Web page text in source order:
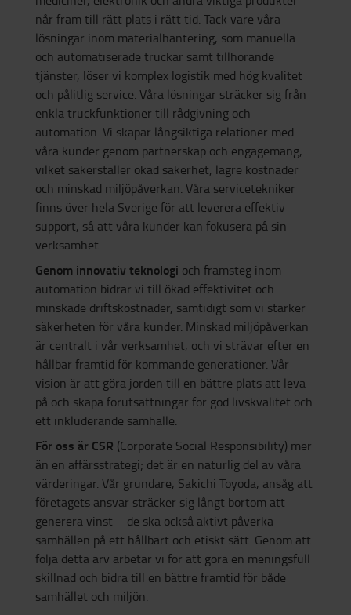
når fram till rätt plats i rätt tid. Tack vare våra
lösningar inom materialhantering, som manuella
och automatiserade truckar samt tillhörande
tjänster, löser vi komplex logistik med hög kvalitet
och pålitlig service. Våra lösningar sträcker sig från
enkla truckfunktioner till rådgivning och
automation. Vi skapar långsiktiga relationer med
våra kunder genom partnerskap och engagemang,
vilket säkerställer ökad säkerhet, lägre kostnader
och minskad miljöpåverkan. Våra servicetekniker
finns över hela Sverige för att leverera effektiv
support, så att våra kunder kan fokusera på sin
verksamhet.
Genom innovativ teknologi och framsteg inom
automation bidrar vi till ökad effektivitet och
minskade driftskostnader, samtidigt som vi stärker
säkerheten för våra kunder. Minskad miljöpåverkan
är centralt i vår verksamhet, och vi strävar efter en
hållbar framtid för kommande generationer. Vår
vision är att göra jorden till en bättre plats att leva
på och skapa förutsättningar för god livskvalitet och
ett inkluderande samhälle.
För oss är CSR (Corporate Social Responsibility) mer
än en affärsstrategi; det är en naturlig del av våra
värderingar. Vår grundare, Sakichi Toyoda, ansåg att
företagets ansvar sträcker sig långt bortom att
generera vinst – de ska också aktivt påverka
samhällen på ett hållbart och etiskt sätt. Genom att
följa detta arv arbetar vi för att göra en meningsfull
skillnad och bidra till en bättre framtid för både
samhället och miljön.